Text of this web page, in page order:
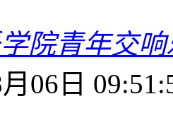
院青年交
06日